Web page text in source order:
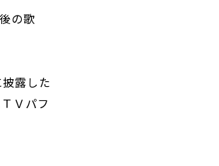
の歌
露した
Ｖパフ